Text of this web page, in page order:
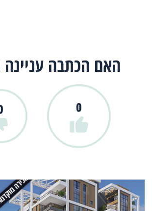
האם הכתבה עניינה
0